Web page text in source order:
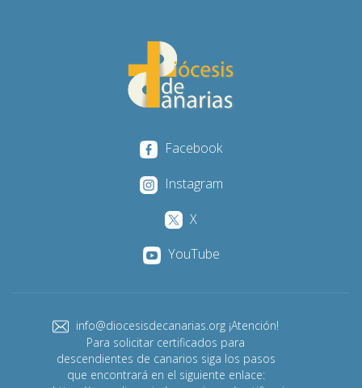
Facebook
Instagram
X
YouTube
info@diocesisdecanarias.org ¡Atención!
Para solicitar certificados para
descendientes de canarios siga los pasos
que encontrará en el siguiente enlace: